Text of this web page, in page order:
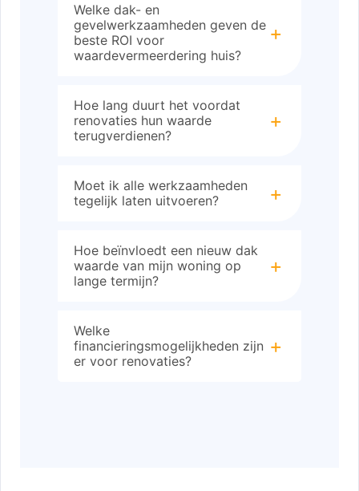
Welke dak- en
gevelwerkzaamheden geven de
beste ROI voor
waardevermeerdering huis?
Hoe lang duurt het voordat
renovaties hun waarde
terugverdienen?
Moet ik alle werkzaamheden
tegelijk laten uitvoeren?
Hoe beïnvloedt een nieuw dak
waarde van mijn woning op
lange termijn?
Welke
financieringsmogelijkheden zijn
er voor renovaties?